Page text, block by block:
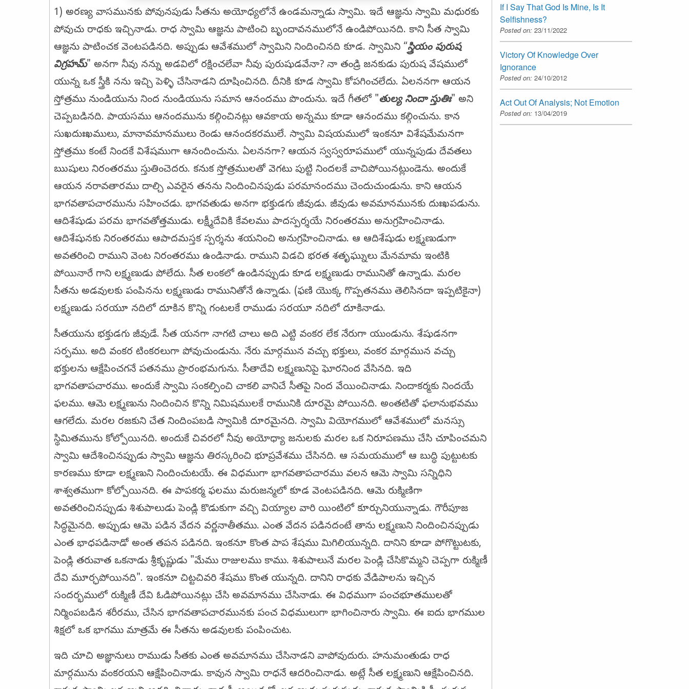
1) అరణ్య వాసమునకు పోవునపుడు సీతను అయోధ్యలోనే ఉండమన్నాడు స్వామి. ఇదే ఆజ్ఞను స్వామి మధురకు
పోవుచు రాధకు ఇచ్చినాడు. రాధ స్వామి ఆజ్ఞను పాటించి బృందావనములోనే ఉండిపోయినది. కాని సీత స్వామి
ఆజ్ఞను పాటించక వెంటపడినది. అప్పుడు ఆవేశములో స్వామిని నిందించినది కూడ. స్వామిని “స్త్రియం పురుష
విగ్రహమ్‌" అనగా నీవు నన్ను అడవిలో రక్షించలేవా నీవు పురుషుడవేనా? నా తండ్రి జనకుడు పురుష వేషములో
యున్న ఒక స్త్రీకి నను ఇచ్చి పెళ్ళి చేసినాడని దూషించినది. దీనికి కూడ స్వామి కోపగించలేదు. ఏలననగా ఆయన
స్తోత్రము నుండియును నింద నుండియును సమాన ఆనందము పొందును. ఇదే గీతలో "తుల్య నిందా స్తుతిః" అని
చెప్పబడినది. పాయసము ఆనందమును కల్గించినట్లు ఆవకాయ అన్నము కూడా ఆనందము కల్గించును. కాన
సుఖదుఃఖములు, మానావమానములు రెండు ఆనందకరములే. స్వామి విషయములో ఇంకనూ విశేషమేమనగా
స్తోత్రము కంటే నిందకే విశేషముగా ఆనందించును. ఏలననగా? ఆయన స్వస్వరూపములో యున్నపుడు దేవతలు
ఋషులు నిరంతరము స్తుతించెదరు. కనుక స్తోత్రములతో వెగటు పుట్టి నిందలకే వాచిపోయినట్లుండెను. అందుకే
ఆయన నరావతారము దాల్చి ఎవరైన తనను నిందించినపుడు పరమానందము చెందుచుండును. కాని ఆయన
భాగవతాపచారమును సహించడు. భాగవతుడు అనగా భక్తుడగు జీవుడు. జీవుడు అవమానమునకు దుఃఖపడును.
ఆదిశేషుడు పరమ భాగవతోత్తముడు. లక్ష్మీదేవికి కేవలము పాదస్పర్శయే నిరంతరము అనుగ్రహించినాడు.
ఆదిశేషునకు నిరంతరము ఆపాదమస్తక స్పర్శను శయనించి అనుగ్రహించినాడు. ఆ ఆదిశేషుడు లక్ష్మణుడుగా
అవతరించి రాముని వెంట నిరంతరము ఉండినాడు. రాముని విడచి భరత శతృఘ్నులు మేనమామ ఇంటికి
పోయినారే గాని లక్ష్మణుడు పోలేదు. సీత లంకలో ఉండినప్పుడు కూడ లక్ష్మణుడు రామునితో ఉన్నాడు. మరల
సీతను అడవులకు పంపినను లక్ష్మణుడు రామునితోనే ఉన్నాడు. (ఫణి యొక్క గొప్పతనము తెలిసినదా ఇప్పటికైనా)
లక్ష్మణుడు సరయూ నదిలో దూకిన కొన్ని గంటలకే రాముడు సరయూ నదిలో దూకినాడు.
సీతయును భక్తుడగు జీవుడే. సీత యనగా నాగటి చాలు అది ఎట్టి వంకర లేక నేరుగా యుండును. శేషుడనగా
సర్పము. అది వంకర టింకరలుగా పోవుచుండును. నేరు మార్గమున వచ్చు భక్తులు, వంకర మార్గమున వచ్చు
భక్తులను ఆక్షేపించగనే పతనము ప్రారంభమగును. సీతాదేవి లక్ష్మణునిపై ఘోరనింద వేసినది. ఇది
భాగవతాపచారము. అందుకే స్వామి సంకల్పించి చాకలి వానిచే సీతపై నింద వేయించినాడు. నిందాకర్మకు నిందయే
ఫలము. ఆమె లక్ష్మణును నిందించిన కొన్ని నిమిషములకే రామునికి దూరమై పోయినది. అంతటితో ఫలానుభవము
ఆగలేదు. మరల రజకుని చేత నిందింపబడి స్వామికి దూరమైనది. స్వామి వియోగములో ఆవేశములో మనస్సు
స్థిమితమును కోల్పోయినది. అందుకే చివరలో నీవు అయోధ్యా జనులకు మరల ఒక నిరూపణము చేసి చూపించమని
స్వామి ఆదేశించినప్పుడు స్వామి ఆజ్ఞను తిరస్కరించి భూప్రవేశము చేసినది. ఆ సమయములో ఆ బుద్ధి పుట్టుటకు
కారణము కూడా లక్ష్మణుని నిందించుటయే. ఈ విధముగా భాగవతాపచారము వలన ఆమె స్వామి సన్నిధిని
శాశ్వతముగా కోల్పోయినది. ఈ పాపకర్మ ఫలము మరుజన్మలో కూడ వెంటపడినది. ఆమె రుక్మిణిగా
అవతరించినప్పుడు శిశుపాలుడు పెండ్లి కొడుకుగా వచ్చి వియ్యాల వారి యింటిలో కూర్చునియున్నాడు. గౌరీపూజ
సిద్ధమైనది. అప్పుడు ఆమె పడిన వేదన వర్ణనాతీతము. ఎంత వేదన పడినదంటే తాను లక్ష్మణుని నిందించినప్పుడు
ఎంత భాధపడినాడో అంత తపన పడినది. ఇంకనూ కొంత పాప శేషము మిగిలియున్నది. దానిని కూడా పోగొట్టుటకు,
పెండ్లి తరువాత ఒకనాడు శ్రీకృష్ణుడు "మేము రాజులము కాము. శిశుపాలునే మరల పెండ్లి చేసికొమ్మని చెప్పగా రుక్మిణీ
దేవి మూర్ఛపోయినది". ఇంకనూ చిట్టచివరి శేషము కొంత యున్నది. దానిని రాధకు వేడిపాలను ఇచ్చిన
సందర్భములో రుక్మిణీ దేవి ఓడిపోయినట్లు చేసి అవమానము చేసినాడు. ఈ విధముగా పంచభూతములతో
నిర్మింపబడిన శరీరము, చేసిన భాగవతాపచారమునకు పంచ విధములుగా భాగించినారు స్వామి. ఈ ఐదు భాగముల
శిక్షలో ఒక భాగము మాత్రమే ఈ సీతను అడవులకు పంపించుట.
ఇది చూచి అజ్ఞానులు రాముడు సీతకు ఎంత అవమానము చేసినాడని వాపోవుదురు. హనుమంతుడు రాధ
మార్గమును వంకరయని ఆక్షేపించినాడు. కావున స్వామి రాధనే ఆదరించినాడు. అట్లే సీత లక్ష్మణుని ఆక్షేపించినది.
If I Say That God Is Mine, Is It
Selfishness?
Posted on: 23/11/2022
Victory Of Knowledge Over
Ignorance
Posted on: 24/10/2012
Act Out Of Analysis; Not Emotion
Posted on: 13/04/2019